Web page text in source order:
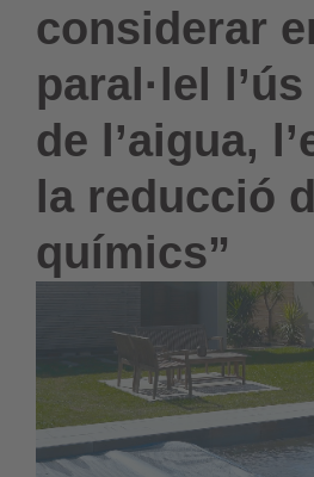
considerar
paral·lel
de l’aigua,
la reducció
químics”